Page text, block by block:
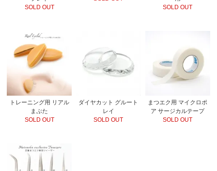
SOLD OUT
SOLD OUT
トレーニング用 リアル
まぶた
SOLD OUT
ダイヤカット グルート
レイ
SOLD OUT
まつエク用 マイクロポ
ア サージカルテープ
SOLD OUT